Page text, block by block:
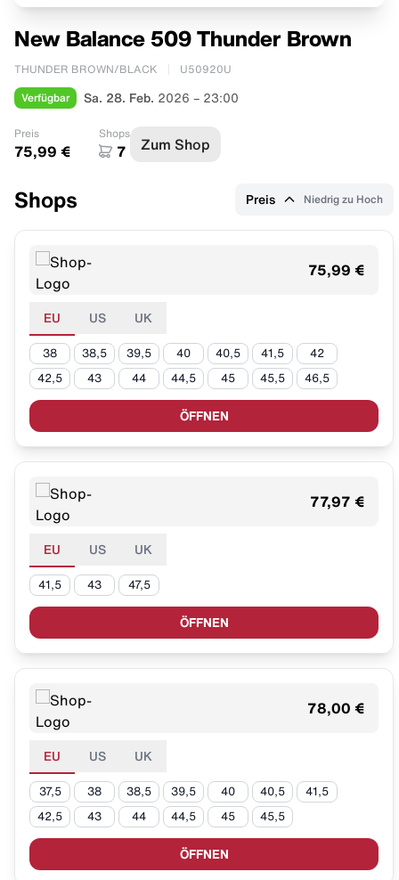
New Balance 509 Thunder Brown
THUNDER BROWN/BLACK U50920U
Verfügbar Sa. 28. Feb. 2026 – 23:00
Preis
75,99 €
Shops
7 Zum Shop
Shops Preis Niedrig zu Hoch
75,99 €
EU US UK
38 38,5 39,5 40 40,5 41,5 42
42,5 43 44 44,5 45 45,5 46,5
ÖFFNEN
77,97 €
EU US UK
41,5 43 47,5
ÖFFNEN
78,00 €
EU US UK
37,5 38 38,5 39,5 40 40,5 41,5
42,5 43 44 44,5 45 45,5
ÖFFNEN